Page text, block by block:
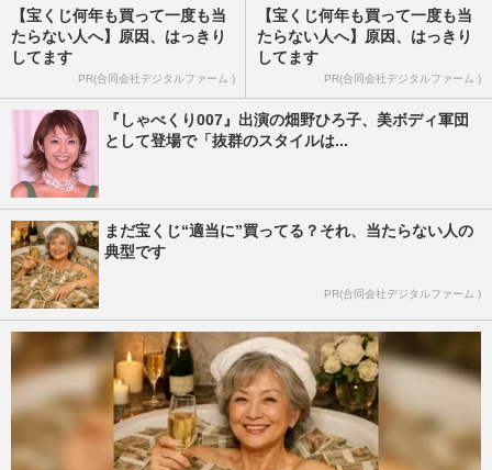
【宝くじ何年も買って一度も当
たらない人へ】原因、はっきり
してます
PR(合同会社デジタルファーム )
【宝くじ何年も買って一度も当
たらない人へ】原因、はっきり
してます
PR(合同会社デジタルファーム )
『しゃべくり007』出演の畑野ひろ子、美ボディ軍団
として登場で「抜群のスタイルは...
まだ宝くじ“適当に”買ってる？それ、当たらない人の
典型です
PR(合同会社デジタルファーム )